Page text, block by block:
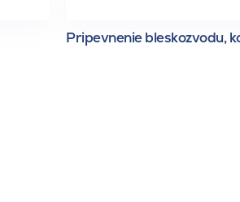
Pripevnenie bleskozvodu,